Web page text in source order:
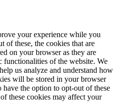
your experience while you
of these, the cookies that are
on your browser as they are
functionalities of the website. We
us analyze and understand how
will be stored in your browser
the option to opt-out of these
these cookies may affect your